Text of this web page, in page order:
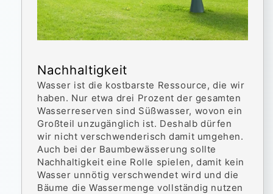
Nachhaltigkeit
Wasser ist die kostbarste Ressource, die wir
haben. Nur etwa drei Prozent der gesamten
Wasserreserven sind Süßwasser, wovon ein
Großteil unzugänglich ist. Deshalb dürfen
wir nicht verschwenderisch damit umgehen.
Auch bei der Baumbewässerung sollte
Nachhaltigkeit eine Rolle spielen, damit kein
Wasser unnötig verschwendet wird und die
Bäume die Wassermenge vollständig nutzen